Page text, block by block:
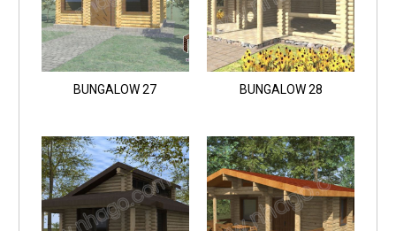
BUNGALOW 27 BUNGALOW 28